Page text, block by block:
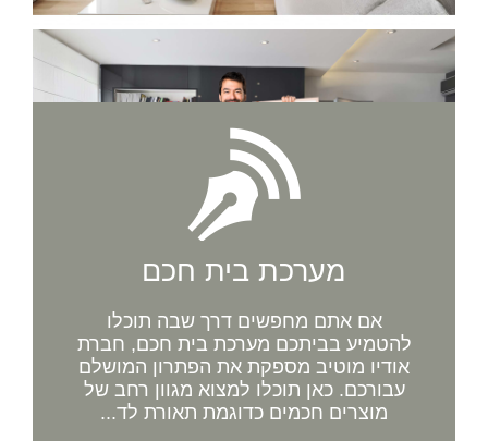
מערכת בית חכם
אם אתם מחפשים דרך שבה תוכלו
להטמיע בביתכם מערכת בית חכם, חברת
אודיו מוטיב מספקת את הפתרון המושלם
עבורכם. כאן תוכלו למצוא מגוון רחב של
מוצרים חכמים כדוגמת תאורת לד...